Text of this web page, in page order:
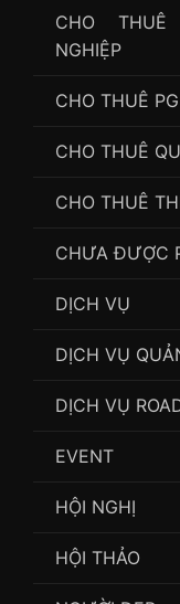
CHO THUÊ
NGHIỆP
CHO THUÊ
CHO THUÊ
CHO THUÊ
CHƯA ĐƯỢC
DỊCH VỤ
DỊCH VỤ
DỊCH VỤ
EVENT
HỘI NGHỊ
HỘI THẢO